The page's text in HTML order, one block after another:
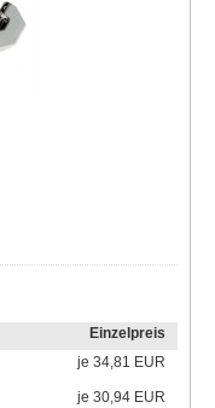
Einzelpreis
je 34,81 EUR
je 30,94 EUR